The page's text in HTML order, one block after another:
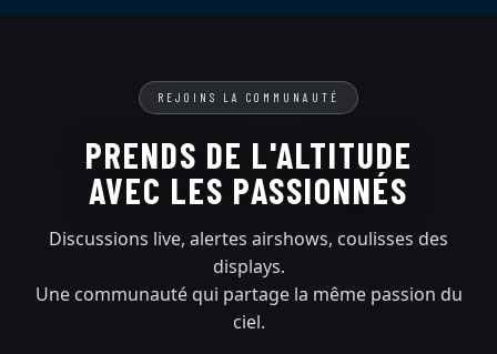
REJOINS LA COMMUNAUTÉ
PRENDS DE L'ALTITUDE
AVEC LES PASSIONNÉS
Discussions live, alertes airshows, coulisses des
displays.
Une communauté qui partage la même passion du
ciel.